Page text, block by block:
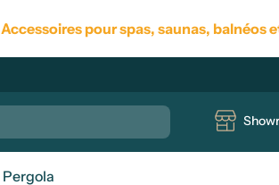
Accessoires pour spas, saunas, balnéos
Pergola